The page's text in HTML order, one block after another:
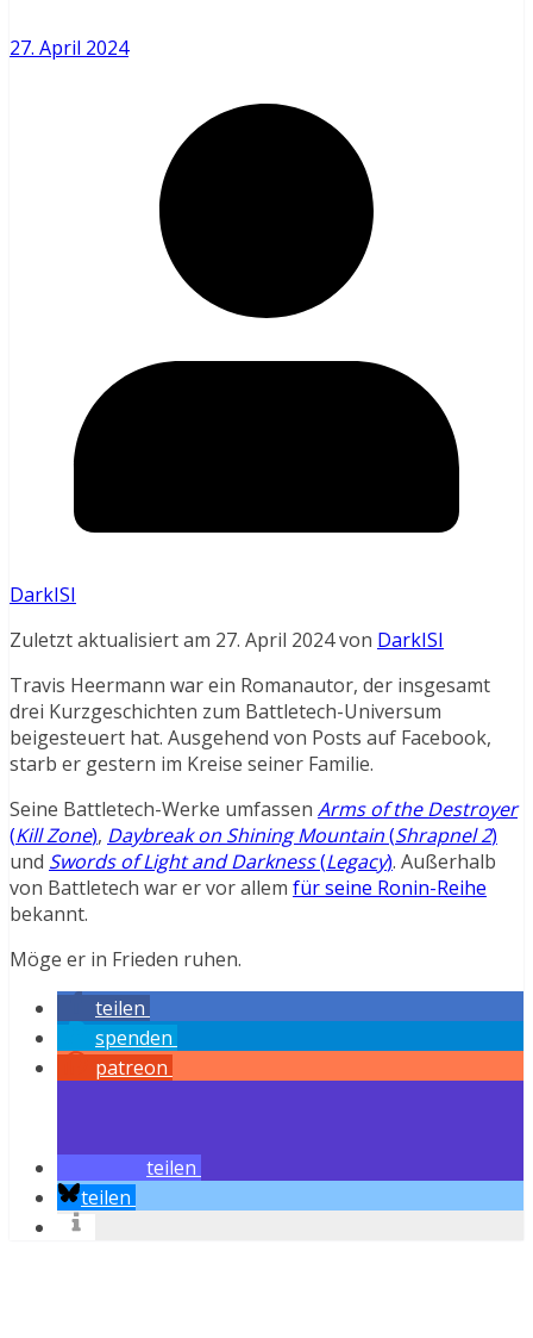
27. April 2024
DarkISI
Zuletzt aktualisiert am 27. April 2024 von DarkISI
Travis Heermann war ein Romanautor, der insgesamt
drei Kurzgeschichten zum Battletech-Universum
beigesteuert hat. Ausgehend von Posts auf Facebook,
starb er gestern im Kreise seiner Familie.
Seine Battletech-Werke umfassen Arms of the Destroyer
(Kill Zone), Daybreak on Shining Mountain(Shrapnel 2)
und Swords of Light and Darkness(Legacy). Außerhalb
von Battletech war er vor allem für seine Ronin-Reihe
bekannt.
Möge er in Frieden ruhen.
teilen
spenden
patreon
teilen
teilen